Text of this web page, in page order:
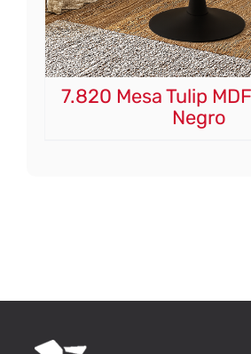
7.820 Mesa Tulip
Negro